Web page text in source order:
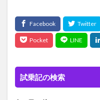
試乗記の検索